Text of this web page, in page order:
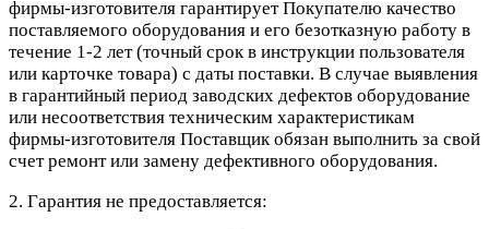
фирмы-изготовителя гарантирует Покупателю качество
поставляемого оборудования и его безотказную работу в
течение 1-2 лет (точный срок в инструкции пользователя
или карточке товара) с даты поставки. В случае выявления
в гарантийный период заводских дефектов оборудование
или несоответствия техническим характеристикам
фирмы-изготовителя Поставщик обязан выполнить за свой
счет ремонт или замену дефективного оборудования.
2. Гарантия не предоставляется: